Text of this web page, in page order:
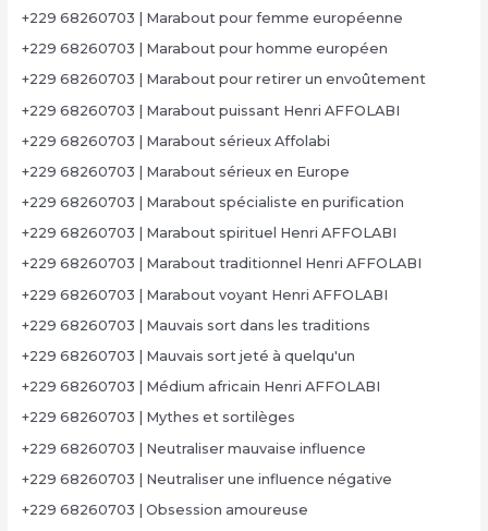
+229 68260703 | Marabout pour femme européenne
+229 68260703 | Marabout pour homme européen
+229 68260703 | Marabout pour retirer un envoûtement
+229 68260703 | Marabout puissant Henri AFFOLABI
+229 68260703 | Marabout sérieux Affolabi
+229 68260703 | Marabout sérieux en Europe
+229 68260703 | Marabout spécialiste en purification
+229 68260703 | Marabout spirituel Henri AFFOLABI
+229 68260703 | Marabout traditionnel Henri AFFOLABI
+229 68260703 | Marabout voyant Henri AFFOLABI
+229 68260703 | Mauvais sort dans les traditions
+229 68260703 | Mauvais sort jeté à quelqu'un
+229 68260703 | Médium africain Henri AFFOLABI
+229 68260703 | Mythes et sortilèges
+229 68260703 | Neutraliser mauvaise influence
+229 68260703 | Neutraliser une influence négative
+229 68260703 | Obsession amoureuse